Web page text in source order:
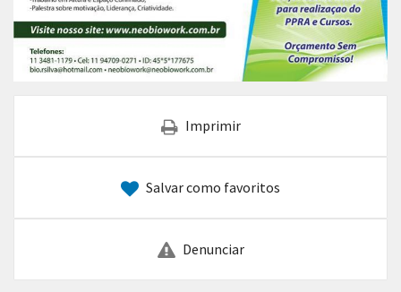
Imprimir
Salvar como favoritos
Denunciar